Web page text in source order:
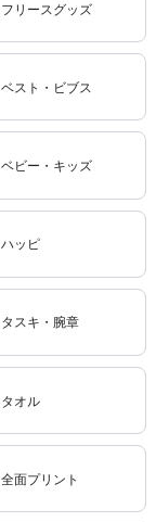
フリースグッズ
ベスト・ビブス
ベビー・キッズ
ハッピ
タスキ・腕章
タオル
全面プリント